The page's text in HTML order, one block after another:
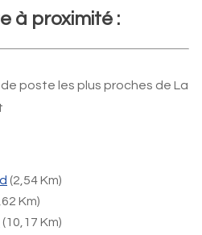
à proximité :
poste les plus proches de La
(2,54 Km)
Km)
(10,17 Km)